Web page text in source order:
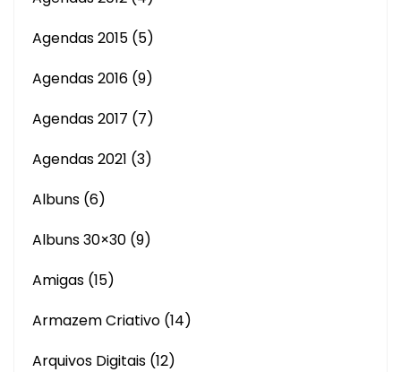
Agendas 2015 (5)
Agendas 2016 (9)
Agendas 2017 (7)
Agendas 2021 (3)
Albuns (6)
Albuns 30×30 (9)
Amigas (15)
Armazem Criativo (14)
Arquivos Digitais (12)